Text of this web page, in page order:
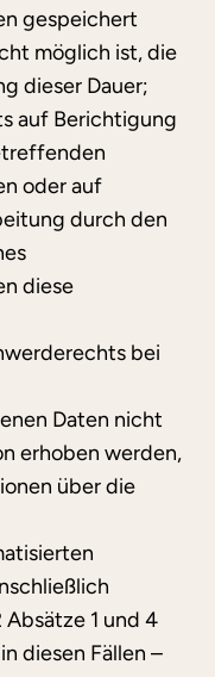
gespeichert
möglich ist, die
dieser Dauer;
auf Berichtigung
oder auf
durch den
diese
bei
Daten nicht
erhoben werden,
über die
1 und 4
diesen Fällen –